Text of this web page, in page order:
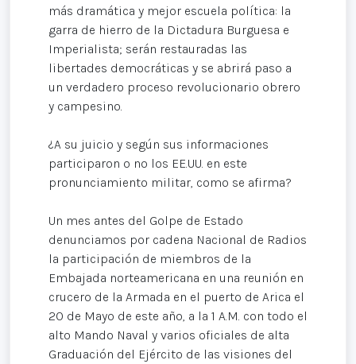
más dramática y mejor escuela política: la
garra de hierro de la Dictadura Burguesa e
Imperialista; serán restauradas las
libertades democráticas y se abrirá paso a
un verdadero proceso revolucionario obrero
y campesino.
¿A su juicio y según sus informaciones
participaron o no los EE.UU. en este
pronunciamiento militar, como se afirma?
Un mes antes del Golpe de Estado
denunciamos por cadena Nacional de Radios
la participación de miembros de la
Embajada norteamericana en una reunión en
crucero de la Armada en el puerto de Arica el
20 de Mayo de este año, a la 1 A.M. con todo el
alto Mando Naval y varios oficiales de alta
Graduación del Ejército de las visiones del